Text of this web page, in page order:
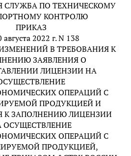
СЛУЖБА ПО ТЕХНИЧЕСКОМУ
КОНТРОЛЮ
ПРИКАЗ
августа 2022 г. N 138
В ТРЕБОВАНИЯ К
ЗАЯВЛЕНИЯ О
ЛИЦЕНЗИИ НА
ОПЕРАЦИЙ С
ПРОДУКЦИЕЙ И
К ЗАПОЛНЕНИЮ ЛИЦЕНЗИИ
ОСУЩЕСТВЛЕНИЕ
ОПЕРАЦИЙ С
ПРОДУКЦИЕЙ,